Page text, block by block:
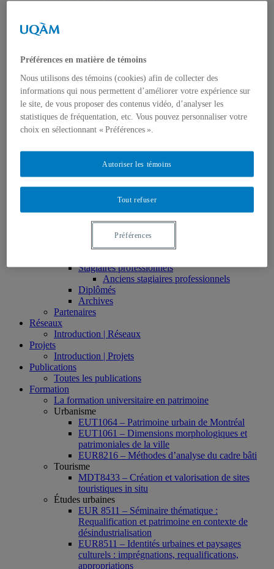
Facebook
Linkedin
Instagram
Accueil
À propos
La Chaire
Titulaire
Directeur des partenariats
Équipe
Associée à la révision linguistique et à la
traduction
Associés à la communication graphique
Chercheurs associés
Professeurs-chercheurs en résidence
Stagiaires postdoctoraux
Anciens stagiaires postdoctoraux
Stagiaires professionnels
Anciens stagiaires professionnels
Diplômés
Archives
Partenaires
Réseaux
Introduction | Réseaux
Projets
Introduction | Projets
Publications
Toutes les publications
Formation
La formation universitaire en patrimoine
Urbanisme
EUT1064 – Patrimoine urbain de Montréal
EUT1061 – Dimensions morphologiques et
patrimoniales de la ville
EUR8216 – Méthodes d’analyse du cadre bâti
Tourisme
MDT8433 – Création et valorisation de sites
touristiques in situ
Études urbaines
EUR 8511 – Séminaire thématique :
Requalification et patrimoine en contexte de
désindustrialisation
EUR8511 – Identités urbaines et paysages
culturels : imprégnations, requalifications,
appropriations
Préférences en matière de témoins
Nous utilisons des témoins (cookies) afin de collecter des
informations qui nous permettent d’améliorer votre expérience sur
le site, de vous proposer des contenus vidéo, d’analyser les
statistiques de fréquentation, etc. Vous pouvez personnaliser votre
choix en sélectionnant « Préférences ».
Tout refuser
Autoriser les témoins
Préférences